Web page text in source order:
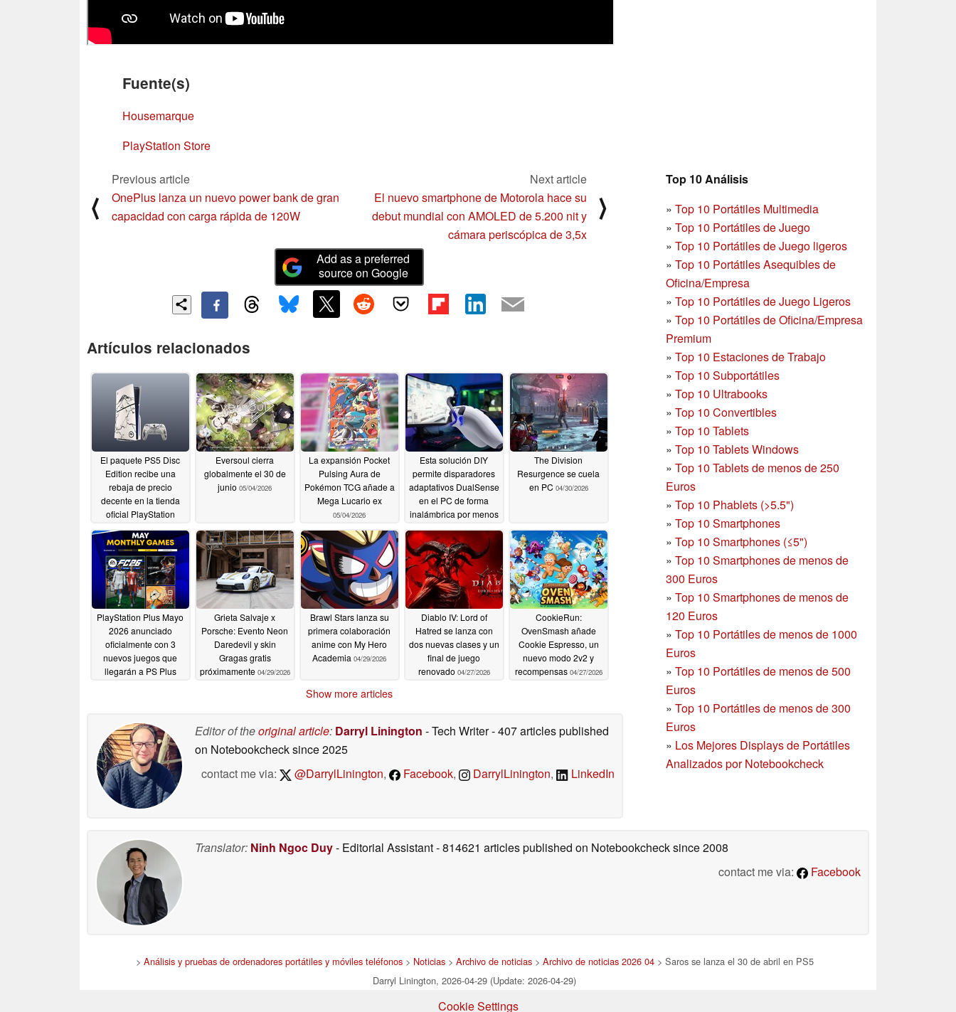
Fuente(s)
Housemarque
PlayStation Store
Top 10 Análisis
» Top 10 Portátiles Multimedia
» Top 10 Portátiles de Juego
» Top 10 Portátiles de Juego ligeros
» Top 10 Portátiles Asequibles de
Oficina/Empresa
» Top 10 Portátiles de Juego Ligeros
» Top 10 Portátiles de Oficina/Empresa
Premium
» Top 10 Estaciones de Trabajo
» Top 10 Subportátiles
» Top 10 Ultrabooks
» Top 10 Convertibles
» Top 10 Tablets
» Top 10 Tablets Windows
» Top 10 Tablets de menos de 250
Euros
» Top 10 Phablets (>5.5")
» Top 10 Smartphones
» Top 10 Smartphones (≤5")
» Top 10 Smartphones de menos de
300 Euros
» Top 10 Smartphonesde menos de
120 Euros
» Top 10 Portátiles de menos de 1000
Euros
» Top 10 Portátiles de menos de 500
Euros
» Top 10 Portátiles de menos de 300
Euros
» Los Mejores Displays de Portátiles
Analizados por Notebookcheck
⟨
Previous article
OnePlus lanza un nuevo power bank de gran
capacidad con carga rápida de 120W
Next article
El nuevo smartphone de Motorola hace su
debut mundial con AMOLED de 5.200 nit y
cámara periscópica de 3,5x
⟩
Add as a preferred
source on Google
Artículos relacionados
El paquete PS5 Disc
Edition recibe una
rebaja de precio
decente en la tienda
oficial PlayStation
05/08/2026
Eversoul cierra
globalmente el 30 de
junio 05/04/2026
La expansión Pocket
Pulsing Aura de
Pokémon TCG añade a
Mega Lucario ex
05/04/2026
Esta solución DIY
permite disparadores
adaptativos DualSense
en el PC de forma
inalámbrica por menos
05/01/2026
The Division
Resurgence se cuela
en PC 04/30/2026
PlayStation Plus Mayo
2026 anunciado
oficialmente con 3
nuevos juegos que
llegarán a PS Plus
Grieta Salvaje x
Porsche: Evento Neon
Daredevil y skin
Gragas gratis
próximamente 04/29/2026
Brawl Stars lanza su
primera colaboración
anime con My Hero
Academia 04/29/2026
Diablo IV: Lord of
Hatred se lanza con
dos nuevas clases y un
final de juego
renovado 04/27/2026
CookieRun:
OvenSmash añade
Cookie Espresso, un
nuevo modo 2v2 y
recompensas 04/27/2026
Show more articles
Editor of theoriginal article: Darryl Linington - Tech Writer- 407 articles published
on Notebookchecksince 2025
contact me via:
@DarrylLinington, Facebook, DarrylLinington, LinkedIn
Translator: Ninh Ngoc Duy- Editorial Assistant- 814621 articles published on Notebookchecksince 2008
contact me via:
Facebook
> Análisis y pruebas de ordenadores portátiles y móviles teléfonos> Noticias> Archivo de noticias> Archivo de noticias 2026 04> Saros se lanza el 30 de abril en PS5
Darryl Linington, 2026-04-29 (Update: 2026-04-29)
Cookie Settings